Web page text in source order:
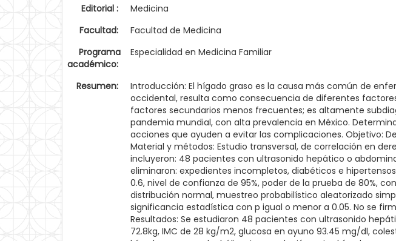
Editorial :
Medicina
Facultad:
Facultad de Medicina
Programa
académico:
Especialidad en Medicina Familiar
Resumen:
Introducción: El hígado graso es la causa más común de
occidental, resulta como consecuencia de diferentes
factores secundarios menos frecuentes; es altamente
pandemia mundial, con alta prevalencia en México.
acciones que ayuden a evitar las complicaciones. Objetivo:
Material y métodos: Estudio transversal, de correlación en
incluyeron: 48 pacientes con ultrasonido hepático o
eliminaron: expedientes incompletos, diabéticos e
0.6, nivel de confianza de 95%, poder de la prueba de 80%,
distribución normal, muestreo probabilístico aleatorizado
significancia estadística con p igual o menor a 0.05. No se
Resultados: Se estudiaron 48 pacientes con ultrasonido
72.8kg, IMC de 28 kg/m2, glucosa en ayuno 93.45 mg/dl,